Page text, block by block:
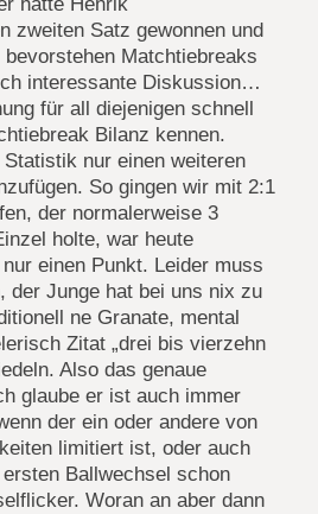
hatte Henrik
zweiten Satz gewonnen und
Matchtiebreaks
interessante Diskussion…
für all diejenigen schnell
Bilanz kennen.
nur einen weiteren
So gingen wir mit 2:1
der normalerweise 3
holte, war heute
einen Punkt. Leider muss
der Junge hat bei uns nix zu
ne Granate, mental
Zitat „drei bis vierzehn
Also das genaue
glaube er ist auch immer
der ein oder andere von
limitiert ist, oder auch
Ballwechsel schon
Woran an aber dann